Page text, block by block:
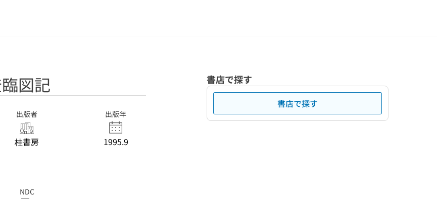
図記
出版者
桂書房
出版年
1995.9
NDC
書店で探す
書店で探す